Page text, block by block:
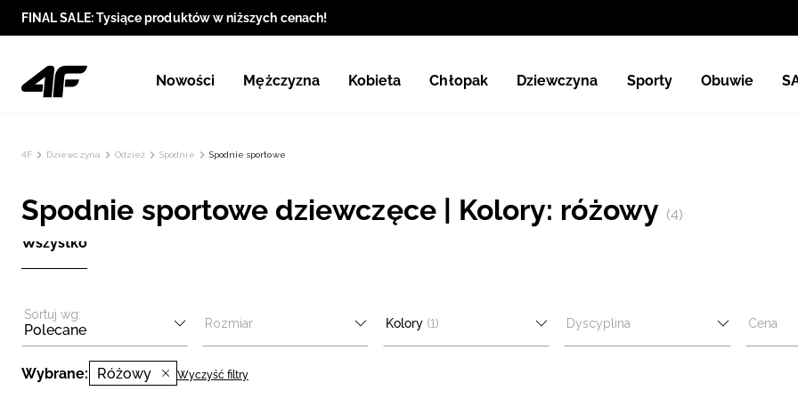
FINAL SALE: Tysiące produktów w niższych cenach!
Nowości Mężczyzna Kobieta Chłopak Dziewczyna Sporty Obuwie
4F Dziewczyna Odzież Spodnie Spodnie sportowe
Spodnie sportowe dziewczęce | Kolory: różowy (4)
Wszystko
Sortuj wg:
Polecane Rozmiar Kolory (1) Dyscyplina Cena
Wybrane: Różowy Wyczyść filtry